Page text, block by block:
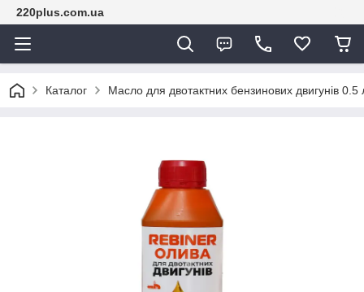
220plus.com.ua
Каталог Масло для двотактних бензинових двигунів 0.5